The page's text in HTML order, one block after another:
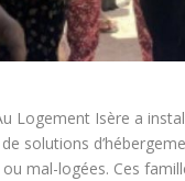
Logement Isère a
solutions
mal-logées. Ces